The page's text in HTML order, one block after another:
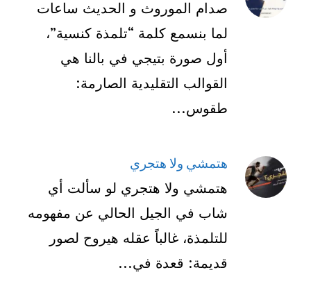
صدام الموروث و الحديث ساعات
لما بنسمع كلمة “تلمذة كنسية”،
أول صورة بتيجي في بالنا هي
القوالب التقليدية الصارمة:
طقوس...
هتمشي ولا هتجري
هتمشي ولا هتجري لو سألت أي
شاب في الجيل الحالي عن مفهومه
للتلمذة، غالباً عقله هيروح لصور
قديمة: قعدة في...